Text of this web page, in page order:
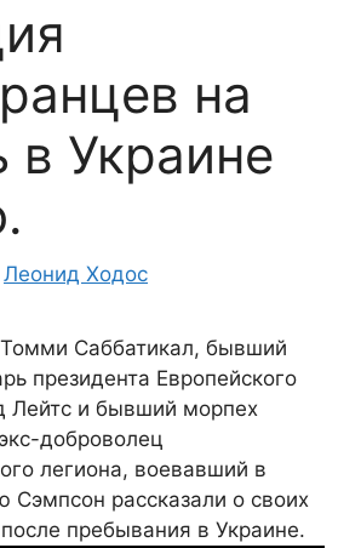
на
в Украине
Леонид Ходос
Саббатикал, бывший
президента Европейского
Лейтс и бывший морпех
доброволец
легиона, воевавший в
Сэмпсон рассказали о своих
пребывания в Украине.